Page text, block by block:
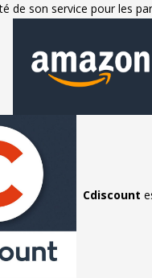
de son service pour les
Cdiscount